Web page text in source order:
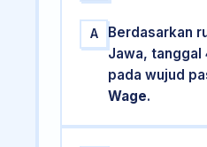
A
Berdasarkan
Jawa, tanggal
pada wujud
Wage.